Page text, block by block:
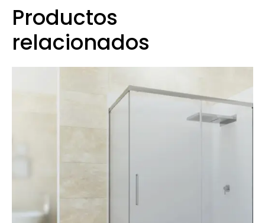
Productos
relacionados